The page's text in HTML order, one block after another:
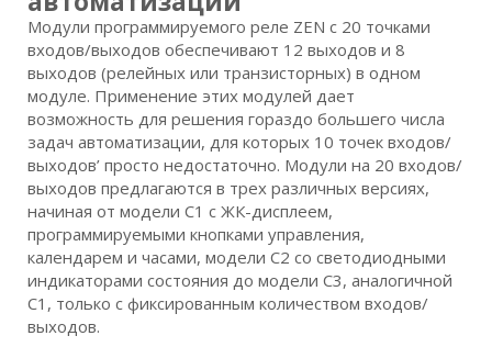
Модули программируемого реле ZEN с 20 точками
входов/выходов обеспечивают 12 выходов и 8
выходов (релейных или транзисторных) в одном
модуле. Применение этих модулей дает
возможность для решения гораздо большего числа
задач автоматизации, для которых 10 точек входов/
выходов’ просто недостаточно. Модули на 20 входов/
выходов предлагаются в трех различных версиях,
начиная от модели С1 с ЖК-дисплеем,
программируемыми кнопками управления,
календарем и часами, модели С2 со светодиодными
индикаторами состояния до модели С3, аналогичной
С1, только с фиксированным количеством входов/
выходов.